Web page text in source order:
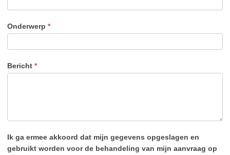
Onderwerp *
Bericht *
Ik ga ermee akkoord dat mijn gegevens opgeslagen en
gebruikt worden voor de behandeling van mijn aanvraag op